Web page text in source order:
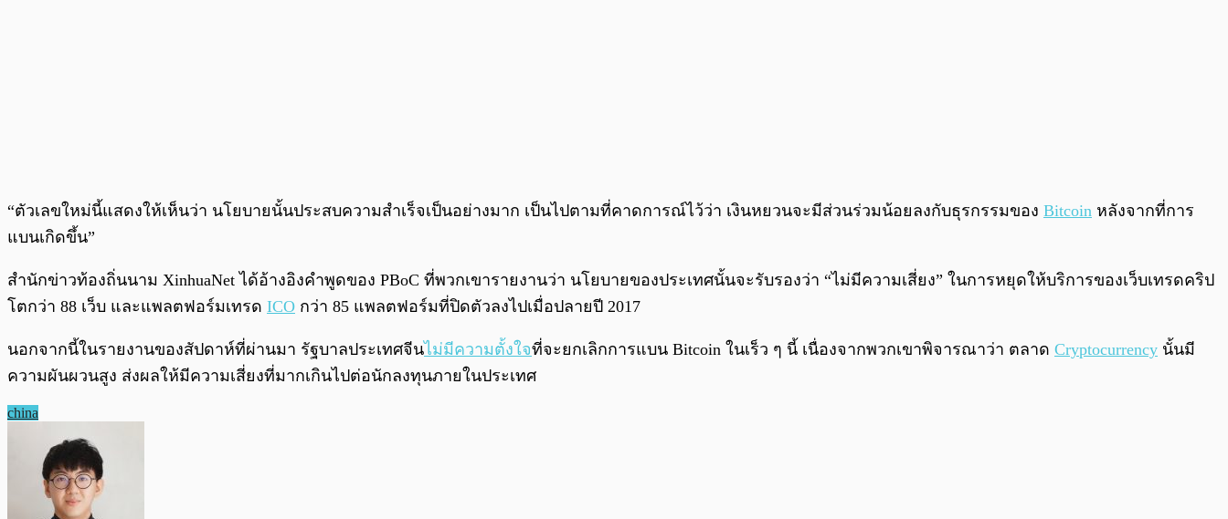
“ตัวเลขใหม่นี้แสดงให้เห็นว่า นโยบายนั้นประสบความสำเร็จเป็นอย่างมาก เป็นไปตามที่คาดการณ์ไว้ว่า เงินหยวนจะมีส่วนร่วมน้อยลงกับธุรกรรมของ Bitcoin หลังจากที่การ
แบนเกิดขึ้น”
สำนักข่าวท้องถิ่นนาม XinhuaNet ได้อ้างอิงคำพูดของ PBoC ที่พวกเขารายงานว่า นโยบายของประเทศนั้นจะรับรองว่า “ไม่มีความเสี่ยง” ในการหยุดให้บริการของเว็บเทรดคริป
โตกว่า 88 เว็บ และแพลตฟอร์มเทรด ICO กว่า 85 แพลตฟอร์มที่ปิดตัวลงไปเมื่อปลายปี 2017
นอกจากนี้ในรายงานของสัปดาห์ที่ผ่านมา รัฐบาลประเทศจีนไม่มีความตั้งใจที่จะยกเลิกการแบน Bitcoin ในเร็ว ๆ นี้ เนื่องจากพวกเขาพิจารณาว่า ตลาด Cryptocurrency นั้นมี
ความผันผวนสูง ส่งผลให้มีความเสี่ยงที่มากเกินไปต่อนักลงทุนภายในประเทศ
china